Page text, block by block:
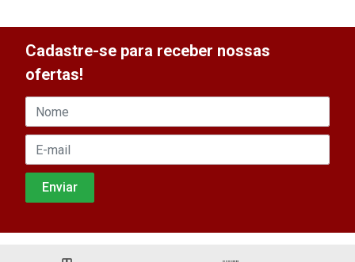
Cadastre-se para receber nossas
ofertas!